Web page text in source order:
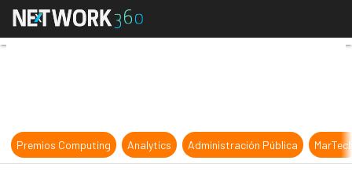
El cloud de Huawei se basa en
Premios Computing Analytics Administración Pública